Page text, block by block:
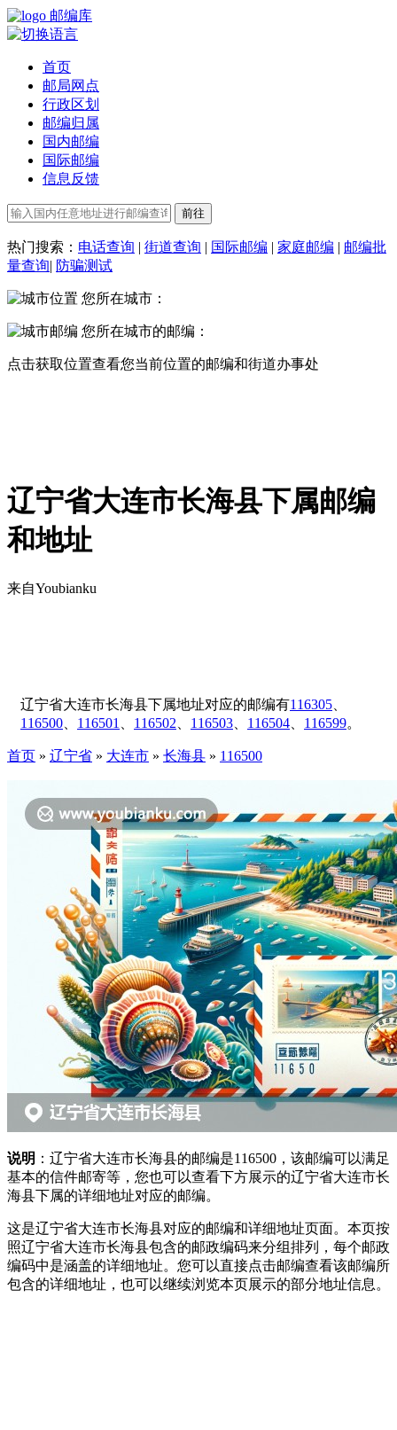
邮编库
首页
邮局网点
行政区划
邮编归属
国内邮编
国际邮编
信息反馈
热门搜索： 电话查询 | 街道查询 | 国际邮编 | 家庭邮编 | 邮编批
量查询| 防骗测试
您所在城市：
您所在城市的邮编：
点击获取位置查看您当前位置的邮编和街道办事处
辽宁省大连市长海县下属邮编
和地址
来自Youbianku
辽宁省大连市长海县下属地址对应的邮编有116305
116500
116501 116502 116503 116504 116599。
首页 » 辽宁省 » 大连市 » 长海县 » 116500
说明 ：辽宁省大连市长海县的邮编是116500，该邮编可以满足
基本的信件邮寄等，您也可以查看下方展示的辽宁省大连市长
海县下属的详细地址对应的邮编。
这是辽宁省大连市长海县对应的邮编和详细地址页面。本页按
照辽宁省大连市长海县包含的邮政编码来分组排列，每个邮政
编码中是涵盖的详细地址。您可以直接点击邮编查看该邮编所
包含的详细地址，也可以继续浏览本页展示的部分地址信息。